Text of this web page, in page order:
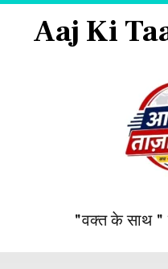
Aaj Ki
"वक्त के साथ "